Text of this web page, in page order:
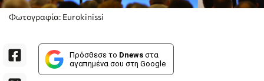
Φωτογραφία: Eurokinissi
Πρόσθεσε το Dnews στα
αγαπημένα σου στη Google